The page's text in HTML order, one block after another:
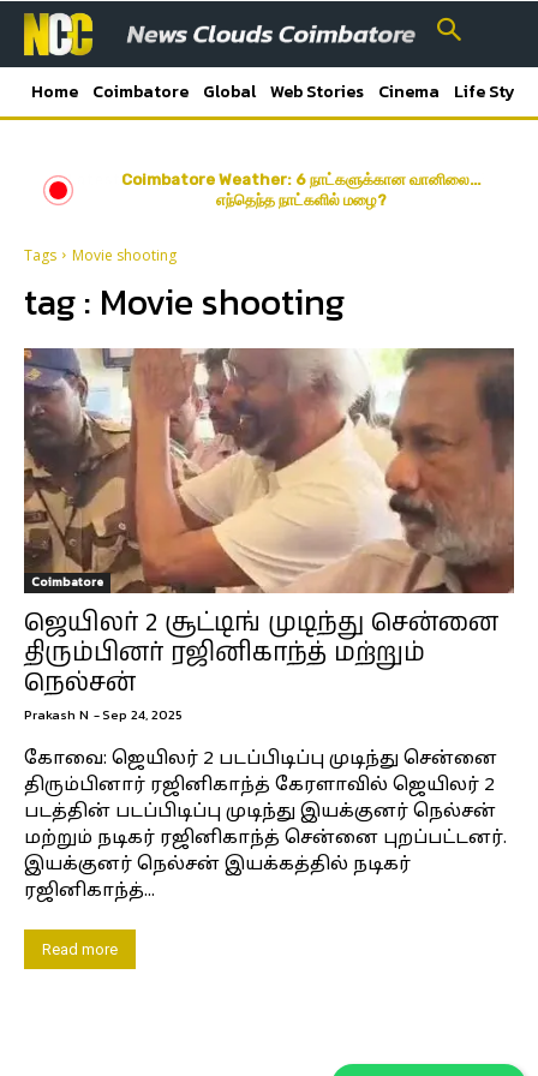
Home Coimbatore Global Web Stories Cinema Life Style
Coimbatore Weather: 6 நாட்களுக்கான வானிலை…
எந்தெந்த நாட்களில் மழை?
Tags Movie shooting
tag : Movie shooting
Coimbatore
ஜெயிலர் 2 சூட்டிங் முடிந்து சென்னை
திரும்பினர் ரஜினிகாந்த் மற்றும்
நெல்சன்
Prakash N -Sep 24, 2025
கோவை: ஜெயிலர் 2 படப்பிடிப்பு முடிந்து சென்னை
திரும்பினார் ரஜினிகாந்த் கேரளாவில் ஜெயிலர் 2
படத்தின் படப்பிடிப்பு முடிந்து இயக்குனர் நெல்சன்
மற்றும் நடிகர் ரஜினிகாந்த் சென்னை புறப்பட்டனர்.
இயக்குனர் நெல்சன் இயக்கத்தில் நடிகர்
ரஜினிகாந்த்...
Read more